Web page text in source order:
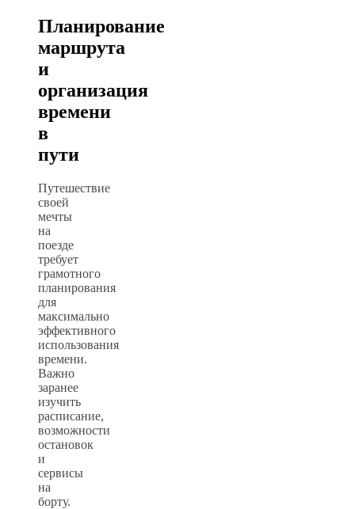
Планирование
маршрута
и
организация
времени
в
пути
Путешествие
своей
мечты
на
поезде
требует
грамотного
планирования
для
максимально
эффективного
использования
времени.
Важно
заранее
изучить
расписание,
возможности
остановок
и
сервисы
на
борту.